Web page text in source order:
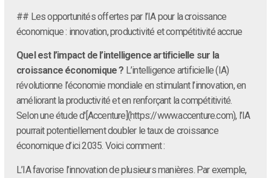
## Les opportunités offertes par l’IA pour la croissance
économique : innovation, productivité et compétitivité accrue
Quel est l’impact de l’intelligence artificielle sur la
croissance économique ? L’intelligence artificielle (IA)
révolutionne l’économie mondiale en stimulant l’innovation, en
améliorant la productivité et en renforçant la compétitivité.
Selon une étude d'[Accenture](https://www.accenture.com), l’IA
pourrait potentiellement doubler le taux de croissance
économique d’ici 2035. Voici comment :
L’IA favorise l’innovation de plusieurs manières. Par exemple,